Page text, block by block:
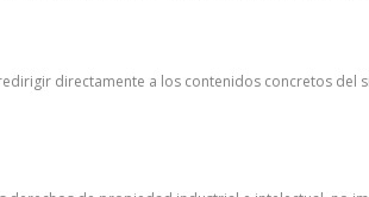
directamente a los contenidos concretos